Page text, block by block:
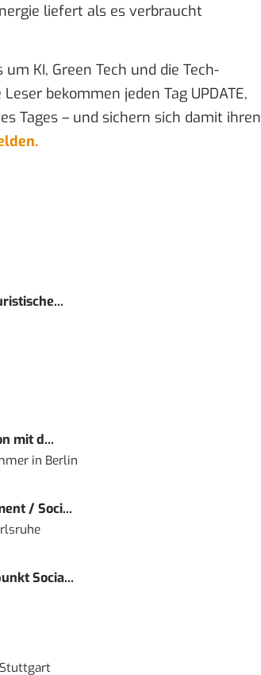
liefert als es verbraucht
um KI, Green Tech und die Tech-
bekommen jeden Tag UPDATE,
Tages – und sichern sich damit ihren
mit d...
in Berlin
/ Soci...
Socia...
Stuttgart